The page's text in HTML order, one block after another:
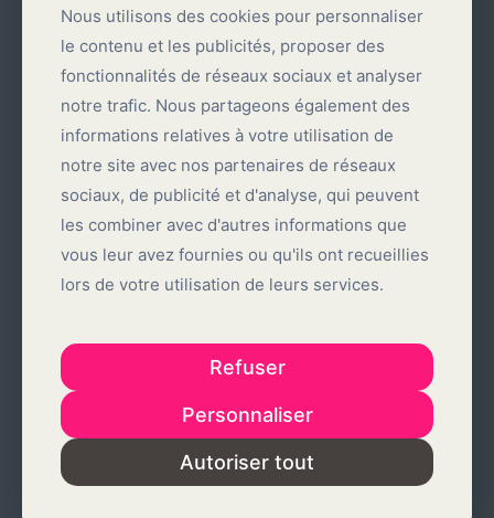
27 janvier 2025
Nous utilisons des cookies pour personnaliser
le contenu et les publicités, proposer des
fonctionnalités de réseaux sociaux et analyser
notre trafic. Nous partageons également des
informations relatives à votre utilisation de
notre site avec nos partenaires de réseaux
sociaux, de publicité et d'analyse, qui peuvent
les combiner avec d'autres informations que
vous leur avez fournies ou qu'ils ont recueillies
lors de votre utilisation de leurs services.
Refuser
Personnaliser
Autoriser tout
Nous utilisons des cookies pour personnaliser
le contenu et les publicités, proposer des
fonctionnalités de réseaux sociaux et analyser
notre trafic. Nous partageons également des
informations relatives à votre utilisation de
notre site avec nos partenaires de réseaux
sociaux, de publicité et d'analyse, qui peuvent
les combiner avec d'autres informations que
vous leur avez fournies ou qu'ils ont recueillies
lors de votre utilisation de leurs services.
Refuser
Personnaliser
Autoriser tout